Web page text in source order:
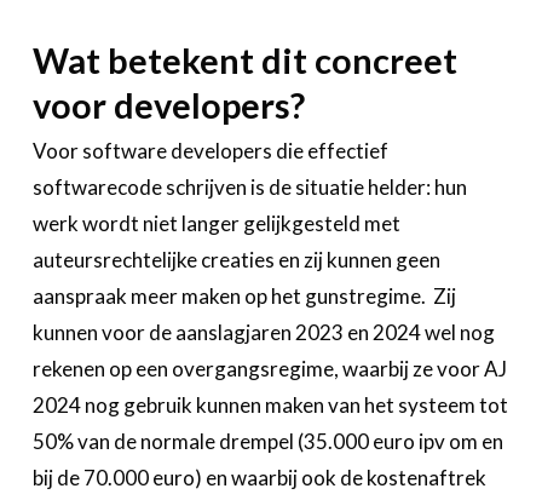
Wat betekent dit concreet
voor developers?
Voor software developers die effectief
softwarecode schrijven is de situatie helder: hun
werk wordt niet langer gelijkgesteld met
auteursrechtelijke creaties en zij kunnen geen
aanspraak meer maken op het gunstregime. Zij
kunnen voor de aanslagjaren 2023 en 2024 wel nog
rekenen op een overgangsregime, waarbij ze voor AJ
2024 nog gebruik kunnen maken van het systeem tot
50% van de normale drempel (35.000 euro ipv om en
bij de 70.000 euro) en waarbij ook de kostenaftrek